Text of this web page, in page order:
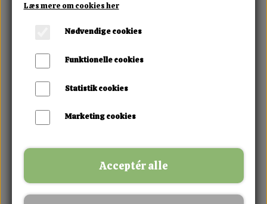
Læs mere om cookies her
Nødvendige cookies
Funktionelle cookies
Statistik cookies
Marketing cookies
Acceptér alle